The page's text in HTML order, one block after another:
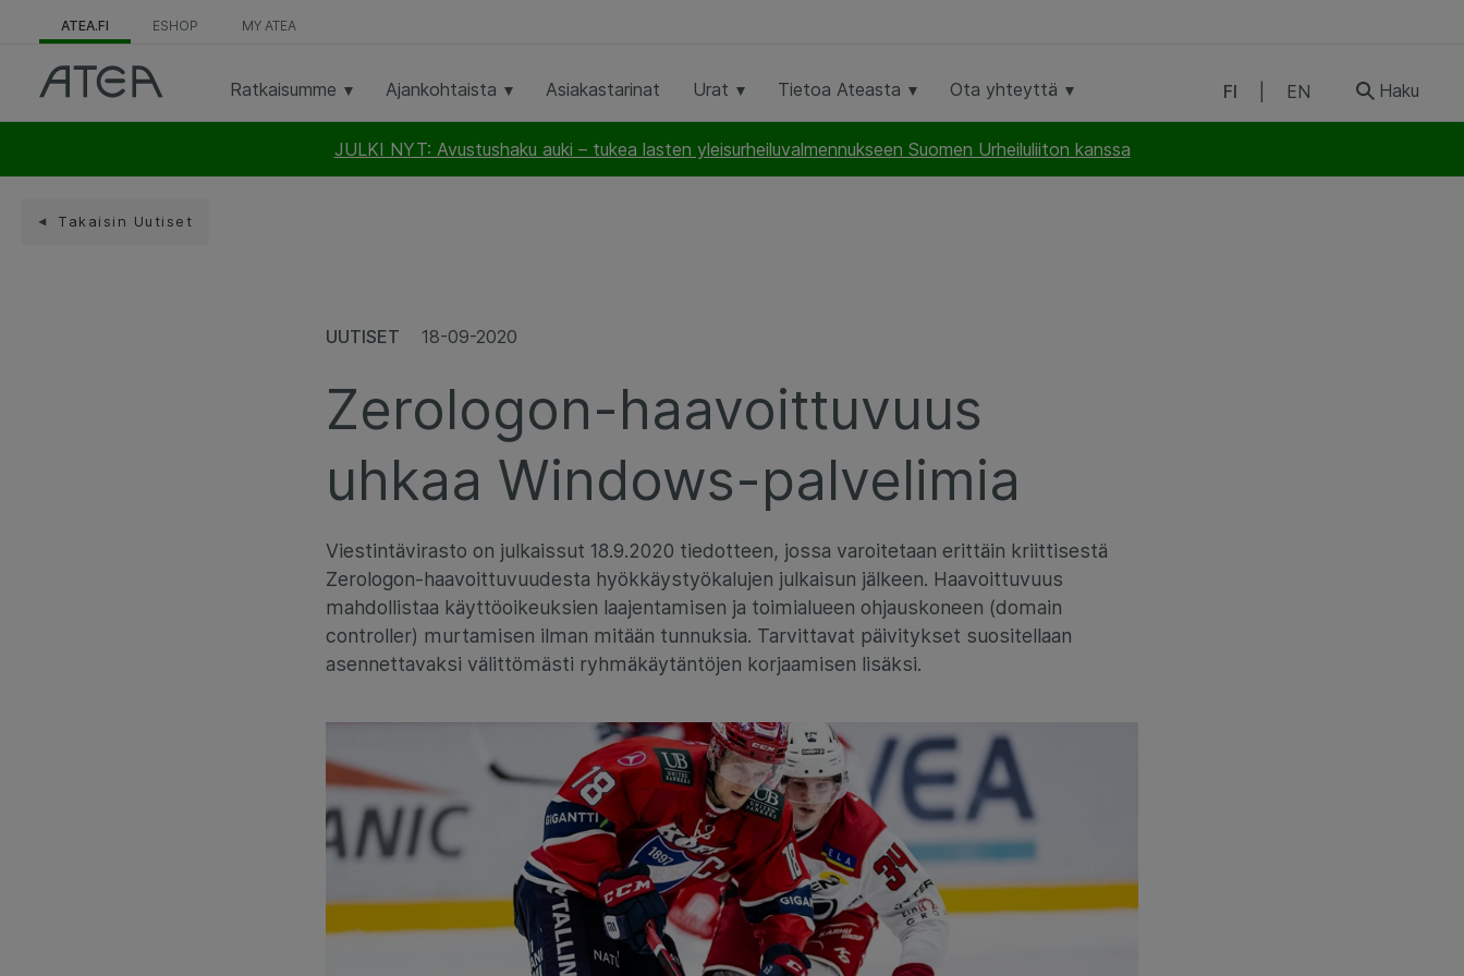
ATEA.FI ESHOP MY ATEA
Ratkaisumme Ajankohtaista Asiakastarinat Urat Tietoa Ateasta Ota yhteyttä FI EN Haku
JULKI NYT: Avustushaku auki – tukea lasten yleisurheiluvalmennukseen Suomen Urheiluliiton kanssa
Takaisin Uutiset
UUTISET 18-09-2020
Zerologon-haavoittuvuus
uhkaa Windows-palvelimia
Viestintävirasto on julkaissut 18.9.2020 tiedotteen, jossa varoitetaan erittäin kriittisestä
Zerologon-haavoittuvuudesta hyökkäystyökalujen julkaisun jälkeen. Haavoittuvuus
mahdollistaa käyttöoikeuksien laajentamisen ja toimialueen ohjauskoneen (domain
controller) murtamisen ilman mitään tunnuksia. Tarvittavat päivitykset suositellaan
asennettavaksi välittömästi ryhmäkäytäntöjen korjaamisen lisäksi.